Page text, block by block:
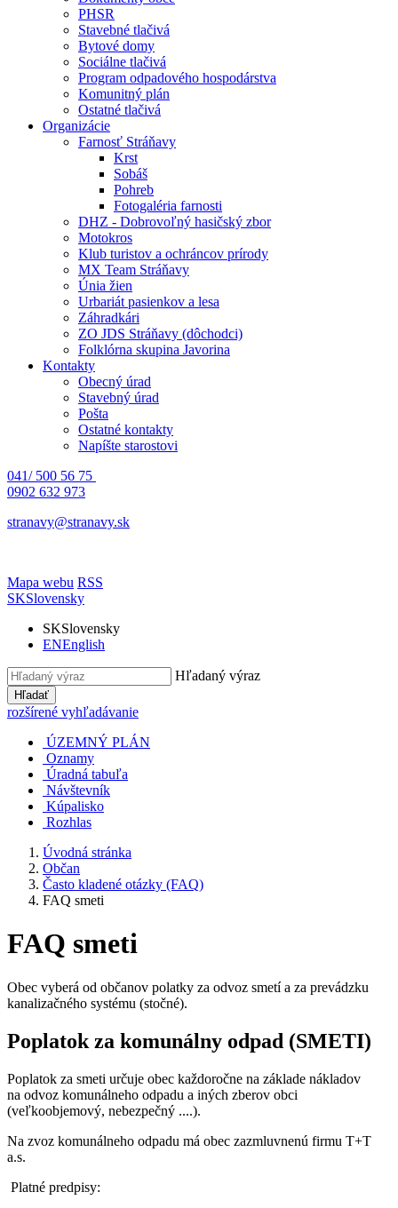
PHSR
Stavebné tlačivá
Bytové domy
Sociálne tlačivá
Program odpadového hospodárstva
Komunitný plán
Ostatné tlačivá
Organizácie
Farnosť Stráňavy
Krst
Sobáš
Pohreb
Fotogaléria farnosti
DHZ - Dobrovoľný hasičský zbor
Motokros
Klub turistov a ochráncov prírody
MX Team Stráňavy
Únia žien
Urbariát pasienkov a lesa
Záhradkári
ZO JDS Stráňavy (dôchodci)
Folklórna skupina Javorina
Kontakty
Obecný úrad
Stavebný úrad
Pošta
Ostatné kontakty
Napíšte starostovi
041/ 500 56 75
0902 632 973
stranavy@stranavy.sk
Mapa webu RSS
SKSlovensky
SKSlovensky
ENEnglish
Hľadaný výraz
Hľadať
rozšírené vyhľadávanie
ÚZEMNÝ PLÁN
Oznamy
Úradná tabuľa
Návštevník
Kúpalisko
Rozhlas
Úvodná stránka
Občan
Často kladené otázky (FAQ)
FAQ smeti
FAQ smeti
Obec vyberá od občanov polatky za odvoz smetí a za prevádzku
kanalizačného systému (stočné).
Poplatok za komunálny odpad (SMETI)
Poplatok za smeti určuje obec každoročne na základe nákladov
na odvoz komunálneho odpadu a iných zberov obci
(veľkoobjemový, nebezpečný ....).
Na zvoz komunálneho odpadu má obec zazmluvnenú firmu T+T
a.s.
Platné predpisy: